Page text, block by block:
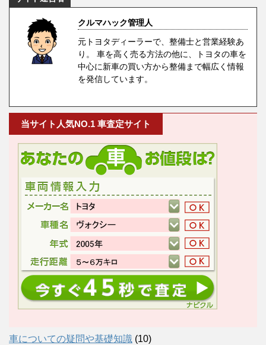
クルマハック管理人
元トヨタディーラーで、整備士と営業経験あ
り。 車を高く売る方法の他に、トヨタの車を
中心に新車の買い方から整備まで幅広く情報
を発信しています。
当サイト人気NO.1 車査定サイト
車についての疑問や基礎知識 (10)